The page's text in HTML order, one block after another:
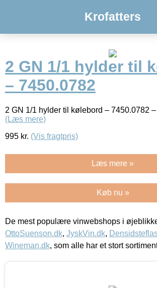
Krofatters
2 GN 1/1 hylder til
– 7450.0782
2 GN 1/1 hylder til kølebord – 7450.0782
(Læs mere)
995 kr. (Vis fragtpris)
Læs mere »
Køb nu »
De mest populære vinwebshops i
OttoSuenson.dk, JyskVin.dk,
Wineman.dk, som alle har et stort